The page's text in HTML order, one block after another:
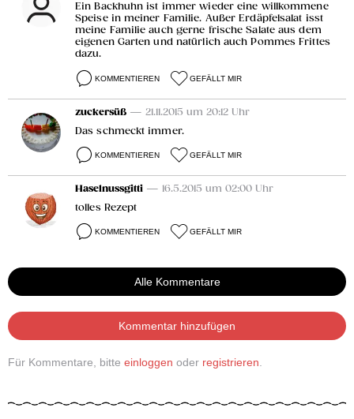
Ein Backhuhn ist immer wieder eine willkommene
Speise in meiner Familie. Außer Erdäpfelsalat isst
meine Familie auch gerne frische Salate aus dem
eigenen Garten und natürlich auch Pommes Frittes
dazu.
KOMMENTIEREN GEFÄLLT MIR
zuckersüß — 21.11.2015 um 20:12 Uhr
Das schmeckt immer.
KOMMENTIEREN GEFÄLLT MIR
Haselnussgitti — 16.5.2015 um 02:00 Uhr
tolles Rezept
KOMMENTIEREN GEFÄLLT MIR
Alle Kommentare
Kommentar hinzufügen
Für Kommentare, bitte einloggen oder registrieren